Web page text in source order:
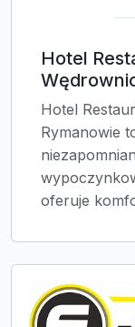
Hotel
Hotel
Rymanowie
oferuje